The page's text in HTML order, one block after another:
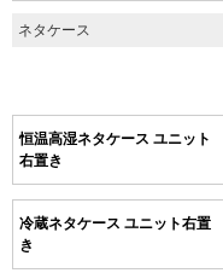
ネタケース
恒温高湿ネタケース ユニット
右置き
冷蔵ネタケース ユニット右置
き